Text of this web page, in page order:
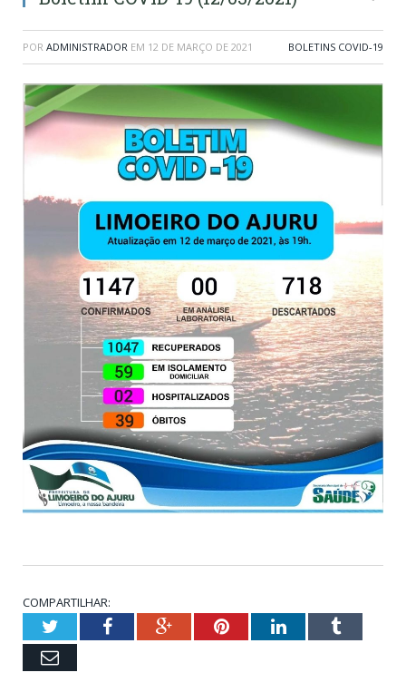
POR ADMINISTRADOR EM 12 DE MARÇO DE 2021 BOLETINS COVID-19
COMPARTILHAR:
TwitterFacebookGoogle+PinterestLinkedInTumblr
Email